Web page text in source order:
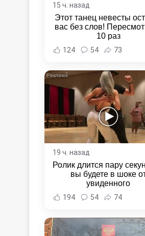
15 ч. назад
Этот танец невесты
вас без слов!
10 раз
124 54 73
19 ч. назад
Ролик длится пару
вы будете в шоке
увиденного
194 54 74